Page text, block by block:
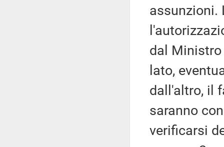
assunzioni.
dal Ministro
lato,
dall'altro, il
saranno
verificarsi